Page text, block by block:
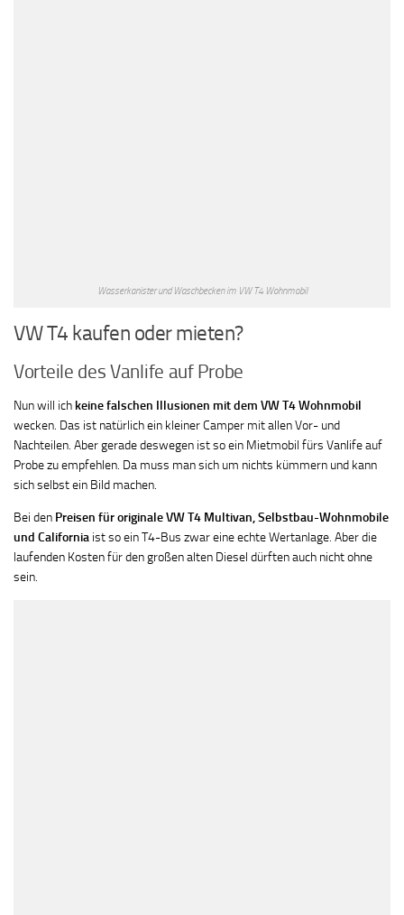
Wasserkanister und Waschbecken im VW T4 Wohnmobil
VW T4 kaufen oder mieten?
Vorteile des Vanlife auf Probe
Nun will ich keine falschen Illusionen mit dem VW T4 Wohnmobil
wecken. Das ist natürlich ein kleiner Camper mit allen Vor- und
Nachteilen. Aber gerade deswegen ist so ein Mietmobil fürs Vanlife auf
Probe zu empfehlen. Da muss man sich um nichts kümmern und kann
sich selbst ein Bild machen.
Bei den Preisen für originale VW T4 Multivan, Selbstbau-Wohnmobile
und California ist so ein T4-Bus zwar eine echte Wertanlage. Aber die
laufenden Kosten für den großen alten Diesel dürften auch nicht ohne
sein.